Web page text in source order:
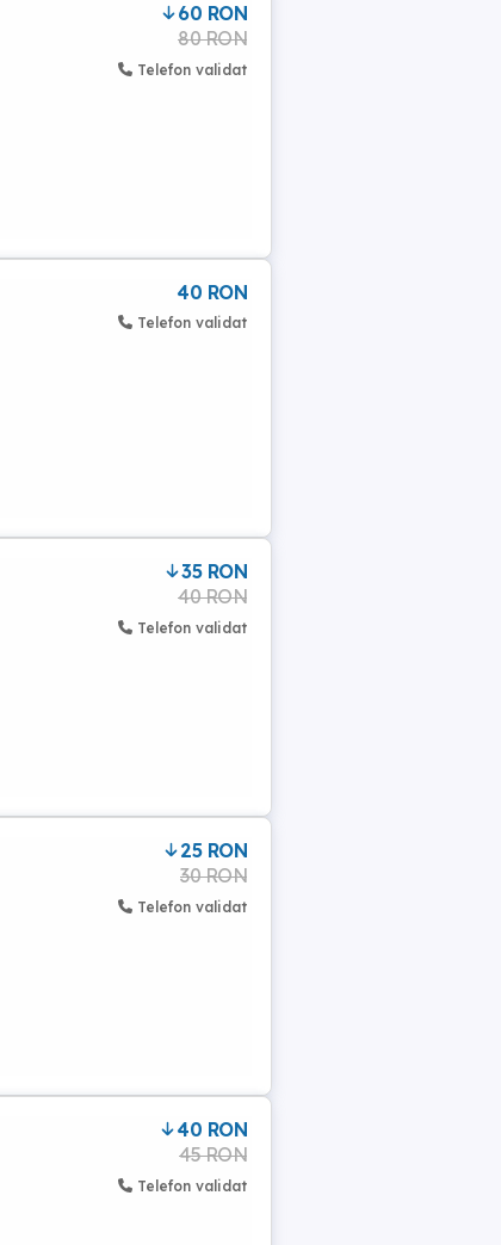
60 RON
80 RON
Telefon validat
40 RON
Telefon validat
35 RON
40 RON
Telefon validat
25 RON
30 RON
Telefon validat
40 RON
45 RON
Telefon validat